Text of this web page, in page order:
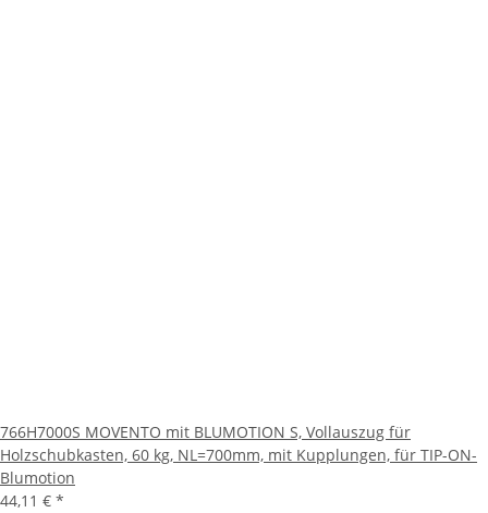
766H7000S MOVENTO mit BLUMOTION S, Vollauszug für
Holzschubkasten, 60 kg, NL=700mm, mit Kupplungen, für TIP-ON-
Blumotion
44,11 € *